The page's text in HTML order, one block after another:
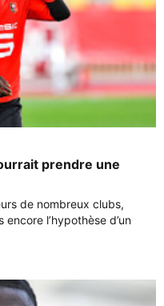
prendre une
de nombreux clubs,
l’hypothèse d’un